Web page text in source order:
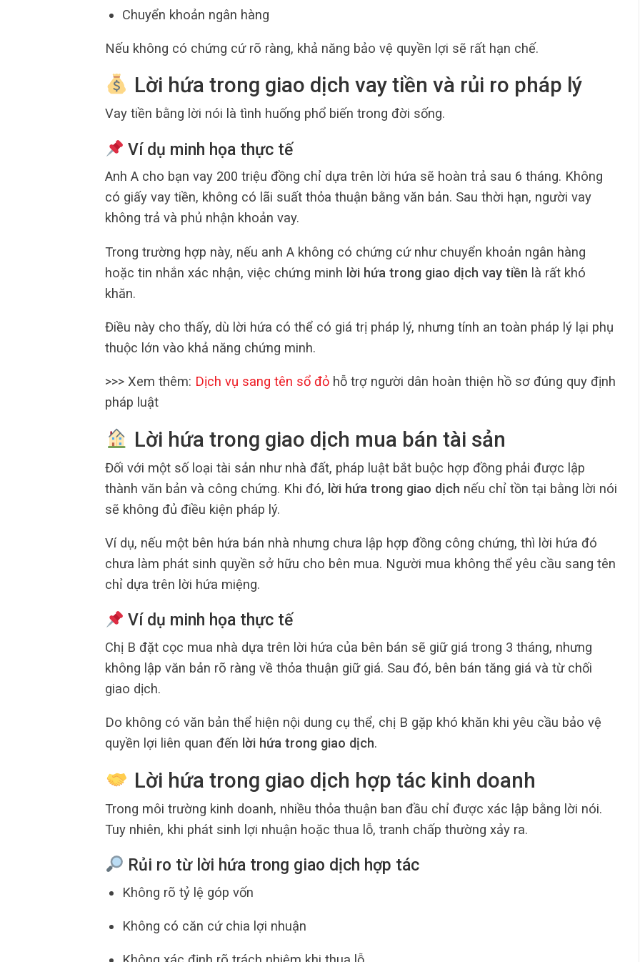
Chuyển khoản ngân hàng
Nếu không có chứng cứ rõ ràng, khả năng bảo vệ quyền lợi sẽ rất hạn chế.
Lời hứa trong giao dịch vay tiền và rủi ro pháp lý
Vay tiền bằng lời nói là tình huống phổ biến trong đời sống.
Ví dụ minh họa thực tế
Anh A cho bạn vay 200 triệu đồng chỉ dựa trên lời hứa sẽ hoàn trả sau 6 tháng. Không
có giấy vay tiền, không có lãi suất thỏa thuận bằng văn bản. Sau thời hạn, người vay
không trả và phủ nhận khoản vay.
Trong trường hợp này, nếu anh A không có chứng cứ như chuyển khoản ngân hàng
hoặc tin nhắn xác nhận, việc chứng minh lời hứa trong giao dịch vay tiền là rất khó
khăn.
Điều này cho thấy, dù lời hứa có thể có giá trị pháp lý, nhưng tính an toàn pháp lý lại phụ
thuộc lớn vào khả năng chứng minh.
>>> Xem thêm: Dịch vụ sang tên sổ đỏ hỗ trợ người dân hoàn thiện hồ sơ đúng quy định
pháp luật
Lời hứa trong giao dịch mua bán tài sản
Đối với một số loại tài sản như nhà đất, pháp luật bắt buộc hợp đồng phải được lập
thành văn bản và công chứng. Khi đó, lời hứa trong giao dịch nếu chỉ tồn tại bằng lời nói
sẽ không đủ điều kiện pháp lý.
Ví dụ, nếu một bên hứa bán nhà nhưng chưa lập hợp đồng công chứng, thì lời hứa đó
chưa làm phát sinh quyền sở hữu cho bên mua. Người mua không thể yêu cầu sang tên
chỉ dựa trên lời hứa miệng.
Ví dụ minh họa thực tế
Chị B đặt cọc mua nhà dựa trên lời hứa của bên bán sẽ giữ giá trong 3 tháng, nhưng
không lập văn bản rõ ràng về thỏa thuận giữ giá. Sau đó, bên bán tăng giá và từ chối
giao dịch.
Do không có văn bản thể hiện nội dung cụ thể, chị B gặp khó khăn khi yêu cầu bảo vệ
quyền lợi liên quan đến lời hứa trong giao dịch.
Lời hứa trong giao dịch hợp tác kinh doanh
Trong môi trường kinh doanh, nhiều thỏa thuận ban đầu chỉ được xác lập bằng lời nói.
Tuy nhiên, khi phát sinh lợi nhuận hoặc thua lỗ, tranh chấp thường xảy ra.
Rủi ro từ lời hứa trong giao dịch hợp tác
Không rõ tỷ lệ góp vốn
Không có căn cứ chia lợi nhuận